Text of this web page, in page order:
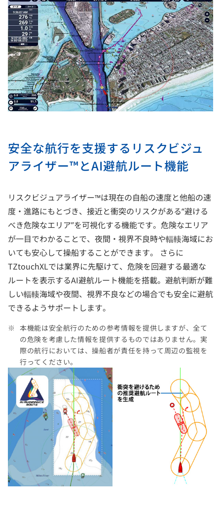
安全な航行を支援するリスクビジュ
アライザー™とAI避航ルート機能
リスクビジュアライザー™は現在の自船の速度と他船の速
度・進路にもとづき、接近と衝突のリスクがある“避ける
べき危険なエリア”を可視化する機能です。危険なエリア
が一目でわかることで、夜間・視界不良時や輻輳海域にお
いても安心して操船することができます。 さらに
TZtouchXLでは業界に先駆けて、危険を回避する最適な
ルートを表示するAI避航ルート機能を搭載。避航判断が難
しい輻輳海域や夜間、視界不良などの場合でも安全に避航
できるようサポートします。
本機能は安全航行のための参考情報を提供しますが、全て
の危険を考慮した情報を提供するものではありません。実
際の航行においては、操船者が責任を持って周辺の監視を
行ってください。